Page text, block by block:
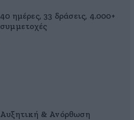
40 ημέρες, 33 δράσεις, 4.000+
συμμετοχές
Αυξητική & Ανόρθωση